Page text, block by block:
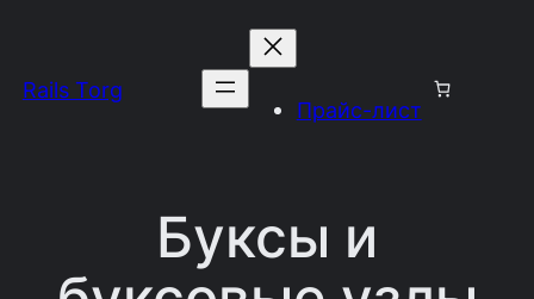
содержимому
Rails Torg
Прайс-лист
Буксы и